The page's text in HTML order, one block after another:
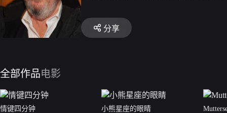
分享
全部作品电影
情键四分钟
小熊星座的眼睛